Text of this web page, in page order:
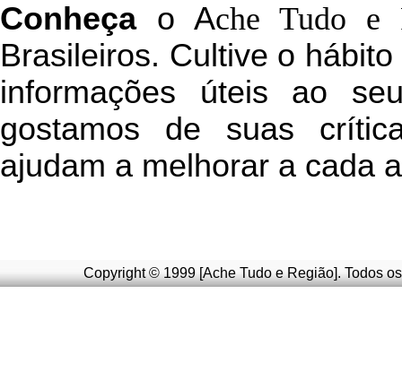
Conheçao Ache Tudo e
Brasileiros. Cultive o
informações úteis ao
gostamos de suas
ajudam a melhorar a cada
Copyright © 1999 [Ache Tudo e Região]. Todos